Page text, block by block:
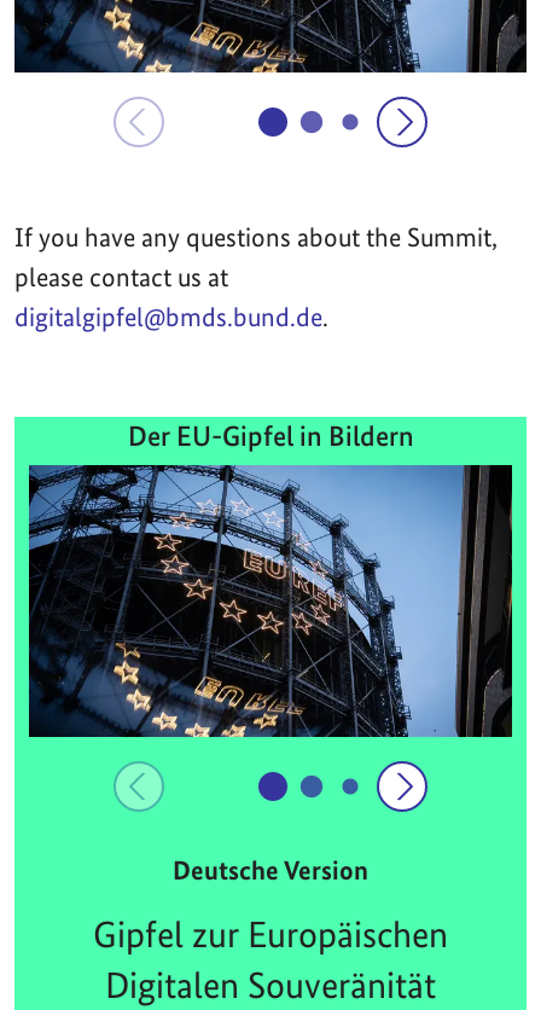
If you have any questions about the Summit,
please contact us at
digitalgipfel@bmds.bund.de.
Der EU-Gipfel in Bildern
Deutsche Version
Gipfel zur Europäischen
Digitalen Souveränität